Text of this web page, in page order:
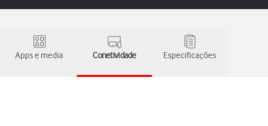
Apps e media Conetividade Especificações